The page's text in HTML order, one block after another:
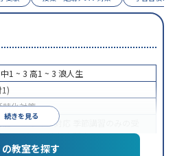
続きを見る
中1 ~ 3 高1 ~ 3 浪人生
特化対策
能オンライン対応
の子どもに対応自習室あり
教室を探す